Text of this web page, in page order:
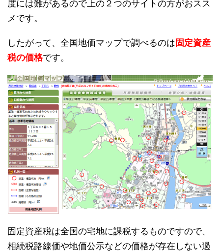
度には難があるので上の２つのサイトの方がおスス
メです。
したがって、全国地価マップで調べるのは固定資産
税の価格です。
固定資産税は全国の宅地に課税するものですので、
相続税路線価や地価公示などの価格が存在しない過